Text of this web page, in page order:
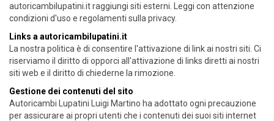
autoricambilupatini.it raggiungi siti esterni. Leggi con attenzione
condizioni d'uso e regolamenti sulla privacy.
Links a autoricambilupatini.it
La nostra politica è di consentire l'attivazione di link ai nostri siti. Ci
riserviamo il diritto di opporci all'attivazione di links diretti ai nostri
siti web e il diritto di chiederne la rimozione.
Gestione dei contenuti del sito
Autoricambi Lupatini Luigi Martino ha adottato ogni precauzione
per assicurare ai propri utenti che i contenuti dei suoi siti internet